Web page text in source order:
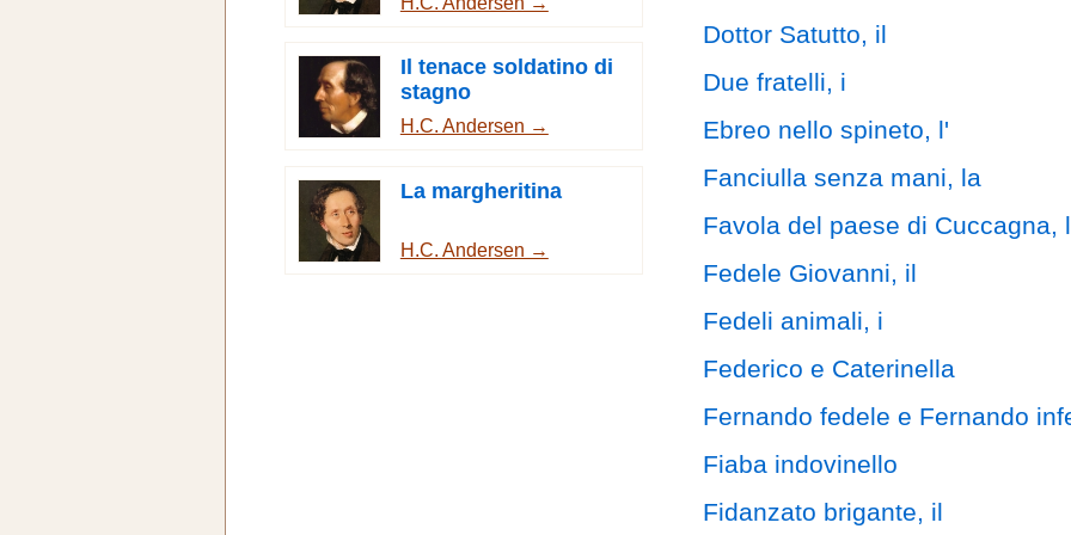
Il tenace soldatino di
stagno
H.C. Andersen →
La margheritina
H.C. Andersen →
Dottor Satutto, il
Due fratelli, i
Ebreo nello spineto, l'
Fanciulla senza mani, la
Favola del paese di Cuccagna,
Fedele Giovanni, il
Fedeli animali, i
Federico e Caterinella
Fernando fedele e Fernando
Fiaba indovinello
Fidanzato brigante, il